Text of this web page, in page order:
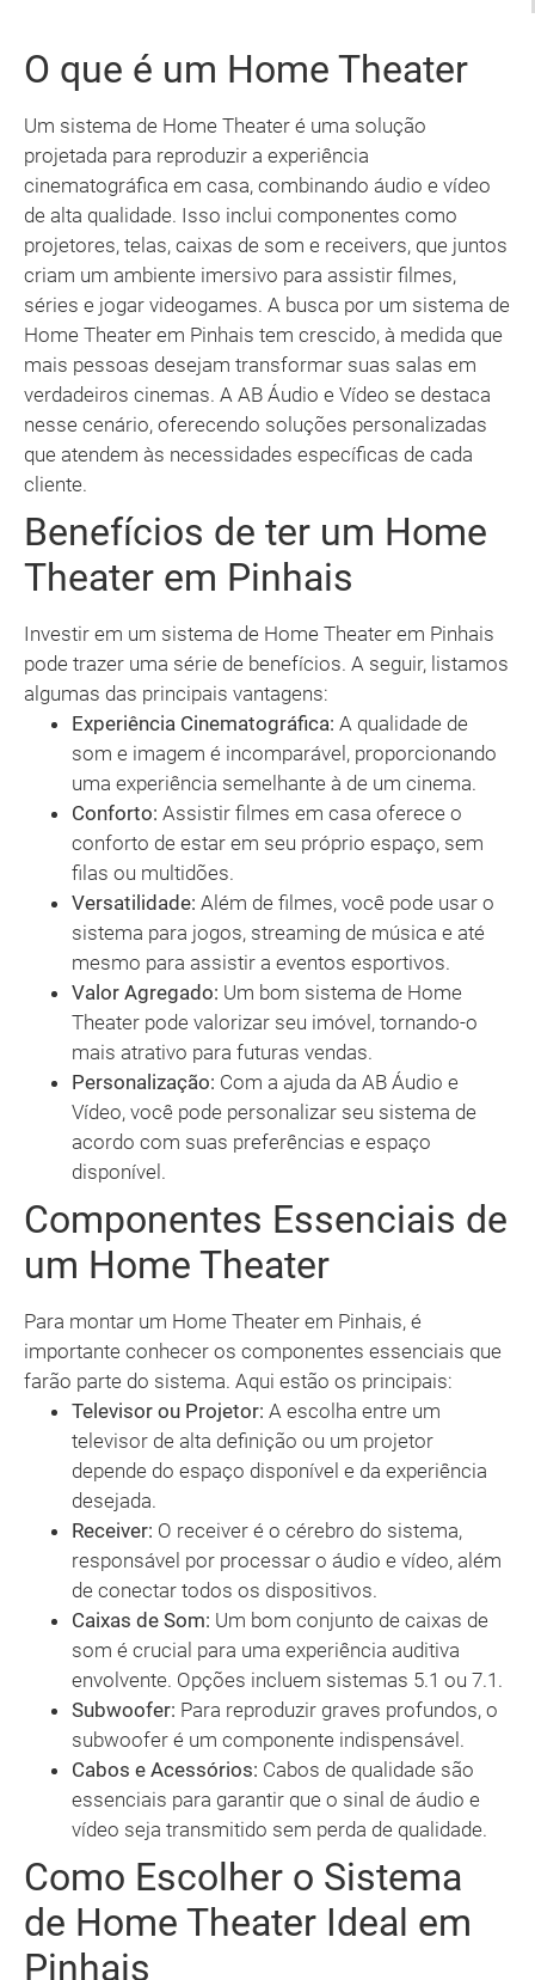
O que é um Home Theater
Um sistema de Home Theater é uma solução
projetada para reproduzir a experiência
cinematográfica em casa, combinando áudio e vídeo
de alta qualidade. Isso inclui componentes como
projetores, telas, caixas de som e receivers, que juntos
criam um ambiente imersivo para assistir filmes,
séries e jogar videogames. A busca por um sistema de
Home Theater em Pinhais tem crescido, à medida que
mais pessoas desejam transformar suas salas em
verdadeiros cinemas. A AB Áudio e Vídeo se destaca
nesse cenário, oferecendo soluções personalizadas
que atendem às necessidades específicas de cada
cliente.
Benefícios de ter um Home
Theater em Pinhais
Investir em um sistema de Home Theater em Pinhais
pode trazer uma série de benefícios. A seguir, listamos
algumas das principais vantagens:
Experiência Cinematográfica: A qualidade de
som e imagem é incomparável, proporcionando
uma experiência semelhante à de um cinema.
Conforto: Assistir filmes em casa oferece o
conforto de estar em seu próprio espaço, sem
filas ou multidões.
Versatilidade: Além de filmes, você pode usar o
sistema para jogos, streaming de música e até
mesmo para assistir a eventos esportivos.
Valor Agregado: Um bom sistema de Home
Theater pode valorizar seu imóvel, tornando-o
mais atrativo para futuras vendas.
Personalização: Com a ajuda da AB Áudio e
Vídeo, você pode personalizar seu sistema de
acordo com suas preferências e espaço
disponível.
Componentes Essenciais de
um Home Theater
Para montar um Home Theater em Pinhais, é
importante conhecer os componentes essenciais que
farão parte do sistema. Aqui estão os principais:
Televisor ou Projetor: A escolha entre um
televisor de alta definição ou um projetor
depende do espaço disponível e da experiência
desejada.
Receiver: O receiver é o cérebro do sistema,
responsável por processar o áudio e vídeo, além
de conectar todos os dispositivos.
Caixas de Som: Um bom conjunto de caixas de
som é crucial para uma experiência auditiva
envolvente. Opções incluem sistemas 5.1 ou 7.1.
Subwoofer: Para reproduzir graves profundos, o
subwoofer é um componente indispensável.
Cabos e Acessórios: Cabos de qualidade são
essenciais para garantir que o sinal de áudio e
vídeo seja transmitido sem perda de qualidade.
Como Escolher o Sistema
de Home Theater Ideal em
Pinhais